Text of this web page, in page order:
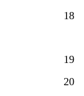
18
19
20